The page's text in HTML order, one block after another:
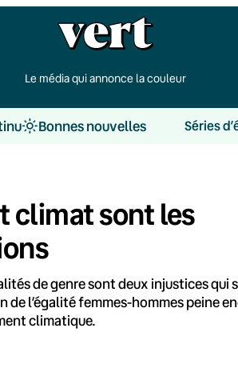
Le média qui annonce la couleur
Bonnes nouvelles Séries
climat sont les
de genre sont deux injustices qui
l’égalité femmes-hommes peine
climatique.